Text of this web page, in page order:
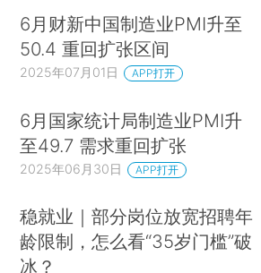
6月财新中国制造业PMI升至
50.4 重回扩张区间
2025年07月01日 APP打开
6月国家统计局制造业PMI升
至49.7 需求重回扩张
2025年06月30日 APP打开
稳就业｜部分岗位放宽招聘年
龄限制，怎么看“35岁门槛”破
冰？